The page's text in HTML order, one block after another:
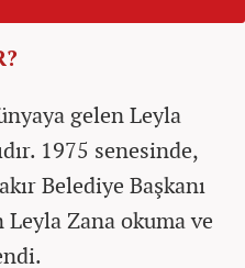
gelen Leyla
1975 senesinde,
Belediye Başkanı
Zana okuma ve